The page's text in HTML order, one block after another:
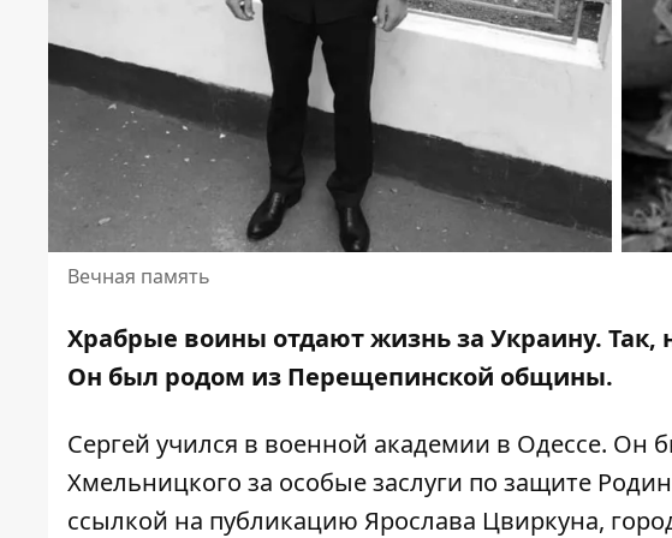
Вечная память
Храбрые воины отдают жизнь за Украину. Так,
Он был родом из Перещепинской общины.
Сергей учился в военной академии в Одессе. Он
Хмельницкого за особые заслуги по защите
ссылкой на публикацию Ярослава Цвиркуна,